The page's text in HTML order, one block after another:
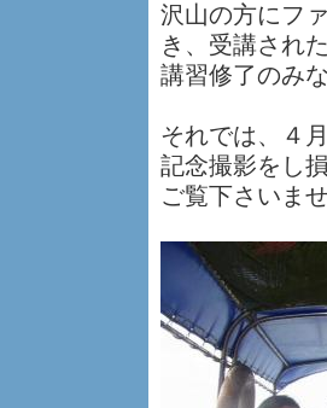
沢山の方にフ
き、受講され
講習修了のみ
それでは、４
記念撮影をし
ご覧下さいま